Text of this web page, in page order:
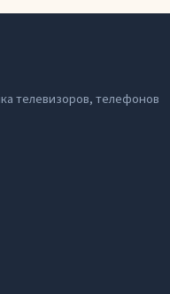
телевизоров, телефонов